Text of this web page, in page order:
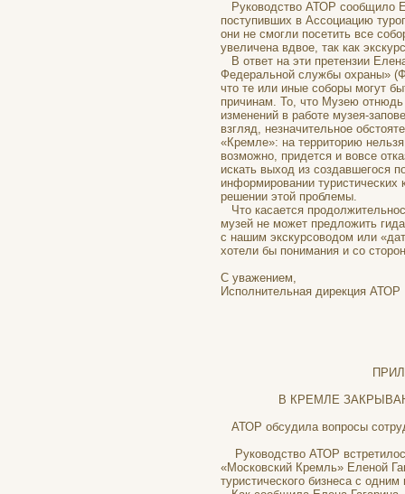
Руководство АТОР сообщило
поступивших в Ассоциацию
они не смогли посетить все
увеличена вдвое, так как
В ответ на эти претензии
Федеральной службы охраны»
что те или иные соборы могут
причинам. То, что Музею
изменений в работе музея-
взгляд, незначительное
«Кремле»: на территорию
возможно, придется и вовсе
искать выход из создавшегося
информировании
решении этой проблемы.
Что касается
музей не может предложить
с нашим экскурсоводом или
хотели бы понимания и со
С уважением,
Исполнительная дирекция
В КРЕМЛЕ
АТОР обсудила вопросы
Руководство АТОР
«Московский Кремль» Еленой
туристического бизнеса с